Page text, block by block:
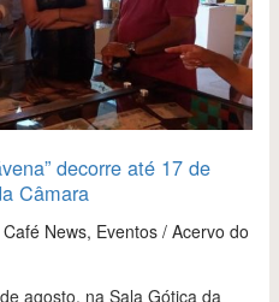
decorre até 17 de
Câmara
News, Eventos/ Acervo do
agosto, na Sala Gótica da